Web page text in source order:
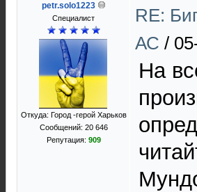
petr.solo1223
Специалист
Откуда: Город -герой Харьков
Сообщений: 20 646
Репутация: 909
RE:
АС /
На